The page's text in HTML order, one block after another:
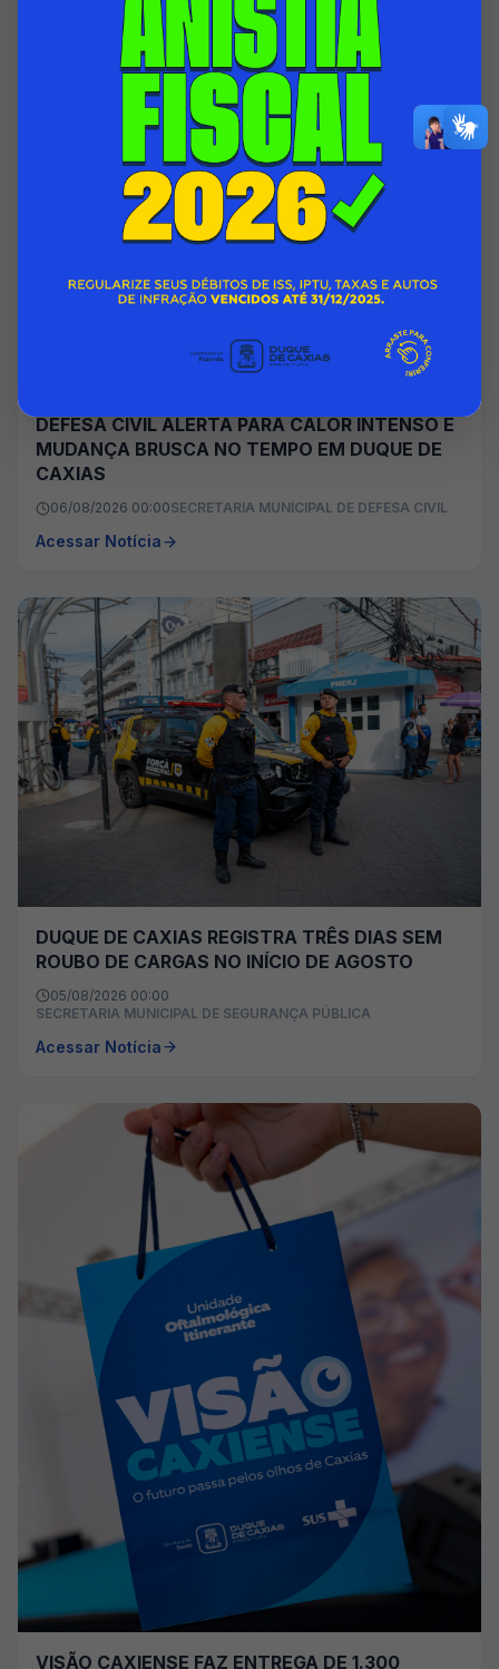
06/08/2026 00:00
SECRETARIA MUNICIPAL DE ASSISTÊNCIA SOCIAL E DIREITOS
Acessar Notícia
DEFESA CIVIL ALERTA PARA CALOR INTENSO E
MUDANÇA BRUSCA NO TEMPO EM DUQUE DE
CAXIAS
06/08/2026 00:00SECRETARIA MUNICIPAL DE DEFESA CIVIL
Acessar Notícia
DUQUE DE CAXIAS REGISTRA TRÊS DIAS SEM
ROUBO DE CARGAS NO INÍCIO DE AGOSTO
05/08/2026 00:00
SECRETARIA MUNICIPAL DE SEGURANÇA PÚBLICA
Acessar Notícia
VISÃO CAXIENSE FAZ ENTREGA DE 1.300